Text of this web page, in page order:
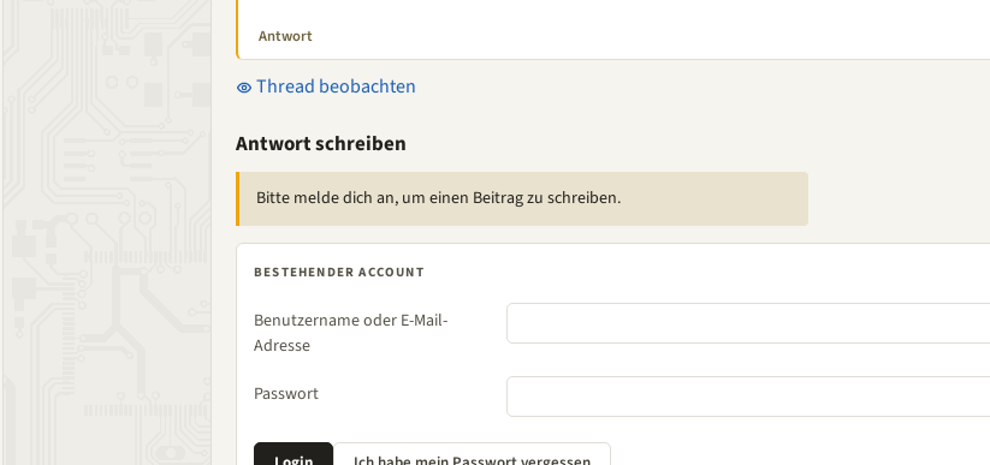
Antwort
Thread beobachten
Antwort schreiben
Bitte melde dich an, um einen Beitrag zu schreiben.
BESTEHENDER ACCOUNT
Benutzername oder E-Mail-
Adresse
Passwort